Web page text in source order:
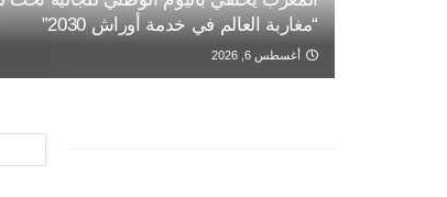
“مغاربة العالم في خدمة أوراش 2030”
أغسطس 6, 2026